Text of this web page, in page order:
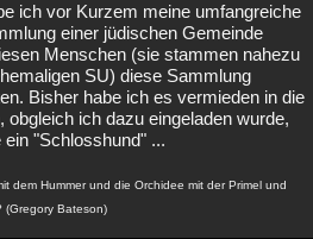
ich vor Kurzem meine umfangreiche
einer jüdischen Gemeinde
Menschen (sie stammen nahezu
SU) diese Sammlung
Bisher habe ich es vermieden in die
obgleich ich dazu eingeladen wurde,
"Schlosshund" ...
dem Hummer und die Orchidee mit der Primel und
(Gregory Bateson)